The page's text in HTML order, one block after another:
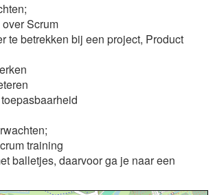
Scrum
te betrekken bij een project, Product
training
balletjes, daarvoor ga je naar een